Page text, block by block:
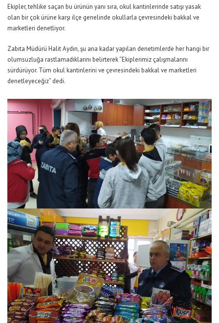
Ekipler, tehlike saçan bu ürünün yanı sıra, okul kantinlerinde satışı yasak
olan bir çok ürüne karşı ilçe genelinde okullarla çevresindeki bakkal ve
marketleri denetliyor.
Zabıta Müdürü Halit Aydın, şu ana kadar yapılan denetimlerde her hangi bir
olumsuzluğa rastlamadıklarını belirterek “Ekiplerimiz çalışmalarını
sürdürüyor. Tüm okul kantinlerini ve çevresindeki bakkal ve marketleri
denetleyeceğiz” dedi.